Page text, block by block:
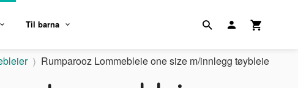
Til barna
Rumparooz Lommebleie one size m/innlegg tøybleie